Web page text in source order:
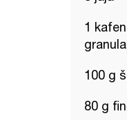
1
100 g
80 g